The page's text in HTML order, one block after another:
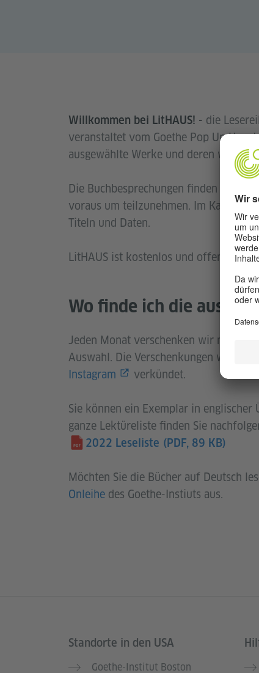
Willkommen bei LitHAUS! - die
veranstaltet vom Goethe Pop Up
ausgewählte Werke und deren weitere
Die Buchbesprechungen finden
voraus um teilzunehmen. Im Kalender
Titeln und Daten.
LitHAUS ist kostenlos und offen für
Wo finde ich die
Jeden Monat verschenken wir
Auswahl. Die Verschenkungen
Instagram
verkündet.
Sie können ein Exemplar in englischer
ganze Lektüreliste finden Sie
2022 Leseliste (PDF, 89 KB)
Möchten Sie die Bücher auf Deutsch
Onleihe des Goethe-Instiuts aus.
Service- und Informationsbereich
Standorte in den USA
Goethe-Institut Boston